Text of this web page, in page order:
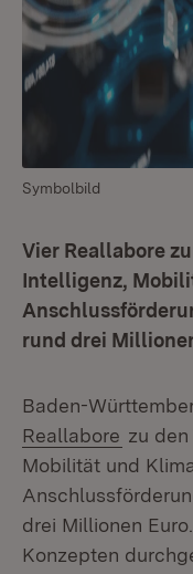
Symbolbild
Vier Reallabore
Intelligenz,
rund drei
Baden-
Reallabore zu
Mobilität und
drei Millionen
Konzepten